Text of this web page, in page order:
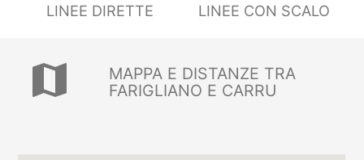
LINEE DIRETTE LINEE CON SCALO
map
MAPPA E DISTANZE TRA
FARIGLIANO E CARRU